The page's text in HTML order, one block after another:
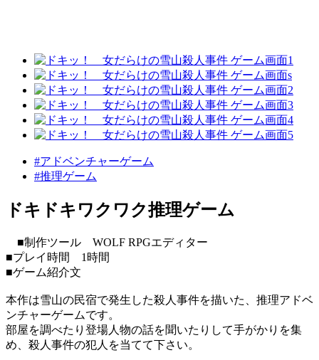
#アドベンチャーゲーム
#推理ゲーム
ドキドキワクワク推理ゲーム
■制作ツール WOLF RPGエディター
■プレイ時間 1時間
■ゲーム紹介文
本作は雪山の民宿で発生した殺人事件を描いた、推理アドベ
ンチャーゲームです。
部屋を調べたり登場人物の話を聞いたりして手がかりを集
め、殺人事件の犯人を当てて下さい。